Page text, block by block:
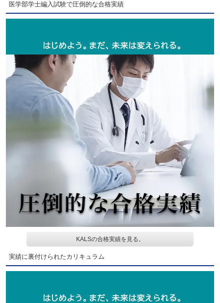
医学部学士編入試験で圧倒的な合格実績
KALSの合格実績を見る。
実績に裏付けられたカリキュラム